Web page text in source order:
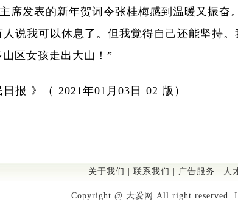
席发表的新年贺词令张桂梅感到温暖又振奋
人说我可以休息了。但我觉得自己还能坚持
区女孩走出大山！”
日报 》（ 2021年01 月 03 日 02 版）
关于我们 联系我们 广告服务 人
Copyright @ 大爱网 All right reserved.